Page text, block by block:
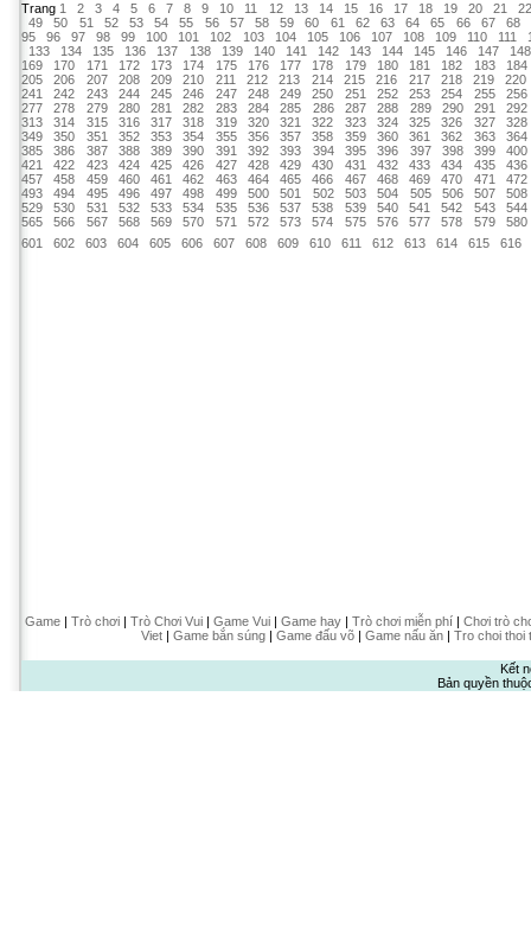
Trang 1 2 3 4 5 6 7 8 9 10 11 12 13 14 15 16 17 18 19 20 21
22
49
50 51 52 53 54 55 56 57 58 59 60 61 62 63 64 65 66 67
68
95
96 97 98 99 100 101 102 103 104 105 106 107 108 109 110 111
133
134 135 136 137 138 139 140 141 142 143 144 145 146 147
148
169
170 171 172 173 174 175 176 177 178 179 180 181 182 183
184
205
206 207 208 209 210 211 212 213 214 215 216 217 218 219
220
241
242 243 244 245 246 247 248 249 250 251 252 253 254 255
256
277
278 279 280 281 282 283 284 285 286 287 288 289 290 291
292
313
314 315 316 317 318 319 320 321 322 323 324 325 326 327
328
349
350 351 352 353 354 355 356 357 358 359 360 361 362 363
364
385
386 387 388 389 390 391 392 393 394 395 396 397 398 399
400
421
422 423 424 425 426 427 428 429 430 431 432 433 434 435
436
457
458 459 460 461 462 463 464 465 466 467 468 469 470 471
472
493
494 495 496 497 498 499 500 501 502 503 504 505 506 507
508
529
530 531 532 533 534 535 536 537 538 539 540 541 542 543
544
565
566 567 568 569 570 571 572 573 574 575 576 577 578 579
580
601
602 603 604 605 606 607 608 609 610 611 612 613 614 615 616
Game| Trò chơi| Trò Chơi Vui| Game Vui| Game hay| Trò chơi miễn phí| Chơi trò
Viet| Game bắn súng| Game đấu võ| Game nấu ăn| Tro choi thoi
Kết
Bản quyền